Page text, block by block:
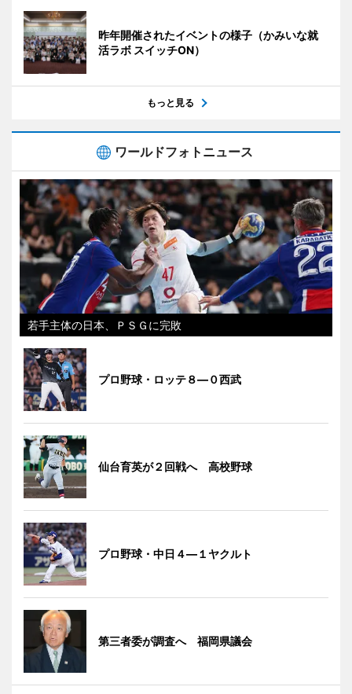
昨年開催されたイベントの様子（かみいな就
活ラボ スイッチON）
もっと見る
ワールドフォトニュース
若手主体の日本、ＰＳＧに完敗
プロ野球・ロッテ８―０西武
仙台育英が２回戦へ 高校野球
プロ野球・中日４―１ヤクルト
第三者委が調査へ 福岡県議会